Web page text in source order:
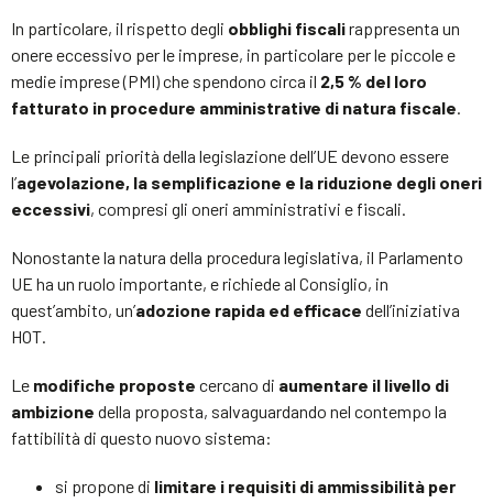
In particolare, il rispetto degli obblighi fiscalirappresenta un
onere eccessivo per le imprese, in particolare per le piccole e
medie imprese (PMI) che spendono circa il 2,5 % del loro
fatturato in procedure amministrative di natura fiscale.
Le principali priorità della legislazione dell’UE devono essere
l’agevolazione, la semplificazione e la riduzione degli oneri
eccessivi, compresi gli oneri amministrativi e fiscali.
Nonostante la natura della procedura legislativa, il Parlamento
UE ha un ruolo importante, e richiede al Consiglio, in
quest’ambito, un’adozione rapida ed efficace dell’iniziativa
HOT.
Le modifiche proposte cercano di aumentare il livello di
ambizione della proposta, salvaguardando nel contempo la
fattibilità di questo nuovo sistema:
si propone di limitare i requisiti di ammissibilità per